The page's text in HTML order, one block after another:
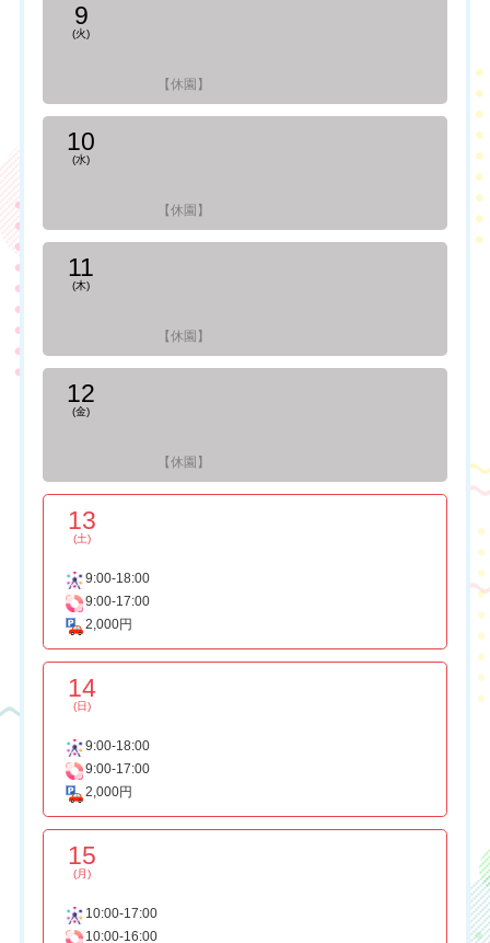
9
(火)
【休園】
10
(水)
【休園】
11
(木)
【休園】
12
(金)
【休園】
13
(土)
9:00-18:00
9:00-17:00
2,000円
14
(日)
9:00-18:00
9:00-17:00
2,000円
15
(月)
10:00-17:00
10:00-16:00